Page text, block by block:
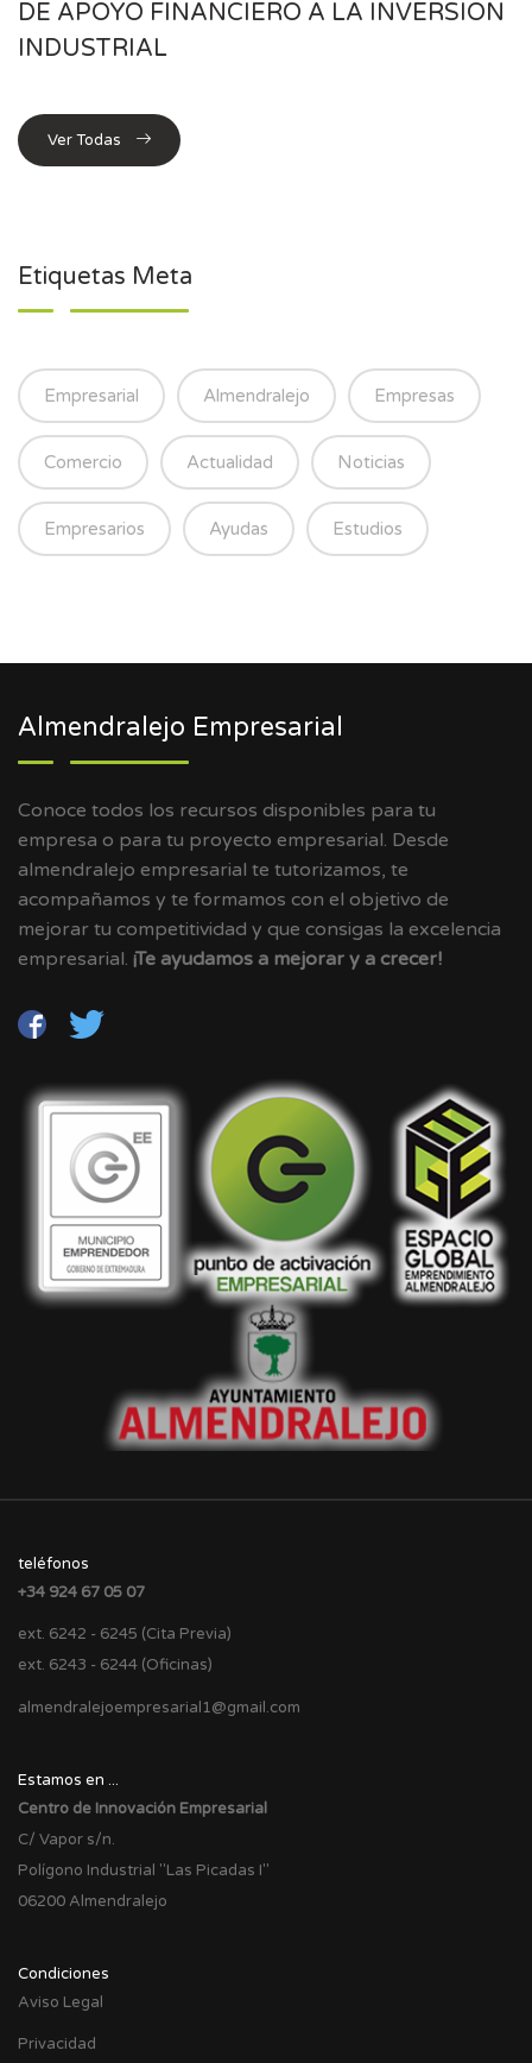
DE APOYO FINANCIERO A LA INVERSION
INDUSTRIAL
Ver Todas
Etiquetas Meta
Empresarial Almendralejo Empresas
Comercio Actualidad Noticias
Empresarios Ayudas Estudios
Almendralejo Empresarial
Conoce todos los recursos disponibles para tu
empresa o para tu proyecto empresarial. Desde
almendralejo empresarial te tutorizamos, te
acompañamos y te formamos con el objetivo de
mejorar tu competitividad y que consigas la excelencia
empresarial. ¡Te ayudamos a mejorar y a crecer!
teléfonos
+34 924 67 05 07
ext. 6242 - 6245 (Cita Previa)
ext. 6243 - 6244 (Oficinas)
almendralejoempresarial1@gmail.com
Estamos en ...
Centro de Innovación Empresarial
C/ Vapor s/n.
Polígono Industrial "Las Picadas I"
06200 Almendralejo
Condiciones
Aviso Legal
Privacidad